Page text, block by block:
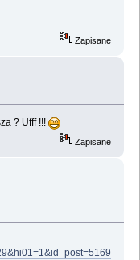
Zapisane
? Ufff !!!
Zapisane